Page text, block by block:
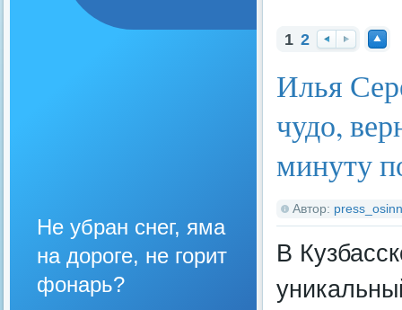
1 2
за
д
ер
ед
ве
рх
Илья
чудо,
минуту
Автор:
В
Не убран снег, яма
на дороге, не горит
фонарь?